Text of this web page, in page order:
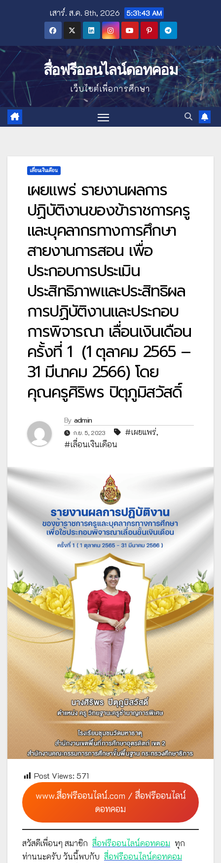
เสาร์. ส.ค. 8th, 2026 5:31:44 AM
สื่อฟรีออนไลน์ดอทคอม
เว็บไซต์เพื่อการศึกษา
เลื่อนเงินเดือน
เผยแพร่ รายงานผลการ
ปฏิบัติงานของข้าราชการครู
และบุคลากรทางการศึกษา
สายงานการสอน เพื่อ
ประกอบการประเมิน
ประสิทธิภาพและประสิทธิผล
การปฏิบัติงานและประกอบ
การพิจารณา เลื่อนเงินเดือน
ครั้งที่ 1 (1 ตุลาคม 2565 –
31 มีนาคม 2566) โดย
คุณครูศิริพร ปิตุภูมิสวัสดิ์
By admin
ก.ย. 5, 2023 #เผยแพร่,
#เลื่อนเงินเดือน
Post Views: 571
www.สื่อฟรีออนไลน์.com / สื่อฟรีออนไลน์
ดอทคอม
สวัสดีเพื่อนๆ สมาชิก สื่อฟรีออนไลน์ดอทคอม ทุก
ท่านนะครับ วันนี้พบกับ สื่อฟรีออนไลน์ดอทคอม